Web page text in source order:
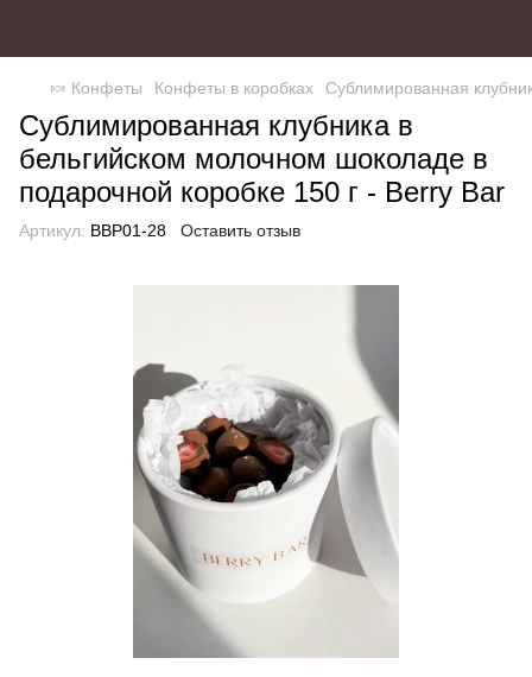
🍬 Конфеты Конфеты в коробках Сублимированная
Сублимированная клубника в
бельгийском молочном шоколаде в
подарочной коробке 150 г - Berry Bar
Артикул: BBP01-28 Оставить отзыв